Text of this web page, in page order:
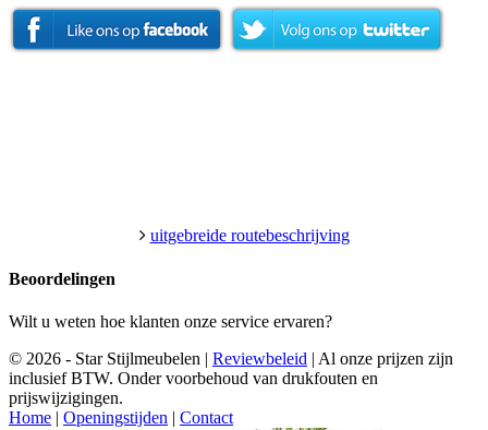
uitgebreide routebeschrijving
Beoordelingen
Wilt u weten hoe klanten onze service ervaren?
© 2026 - Star Stijlmeubelen | Reviewbeleid | Al onze prijzen zijn
inclusief BTW. Onder voorbehoud van drukfouten en
prijswijzigingen.
Home | Openingstijden | Contact